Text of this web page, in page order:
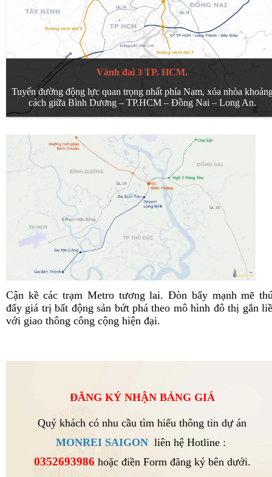
Vành đai 3 TP. HCM.
Tuyến đường động lực quan trọng nhất phía Nam, xóa nhòa
cách giữa Bình Dương – TP.HCM – Đồng Nai – Long An.
Cận kề các trạm Metro tương lai. Đòn bẩy mạnh mẽ
đẩy giá trị bất động sản bứt phá theo mô hình đô thị gắn
với giao thông công cộng hiện đại.
ĐĂNG KÝ NHẬN BẢNG GIÁ
Quý khách có nhu cầu tìm hiểu thông tin dự án
MONREI SAIGONliên hệ Hotline :
0352693986 hoặc điền Form đăng ký bên dưới.